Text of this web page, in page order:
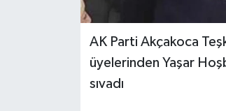
AK Parti Akçakoca
üyelerinden Yaşar
sıvadı